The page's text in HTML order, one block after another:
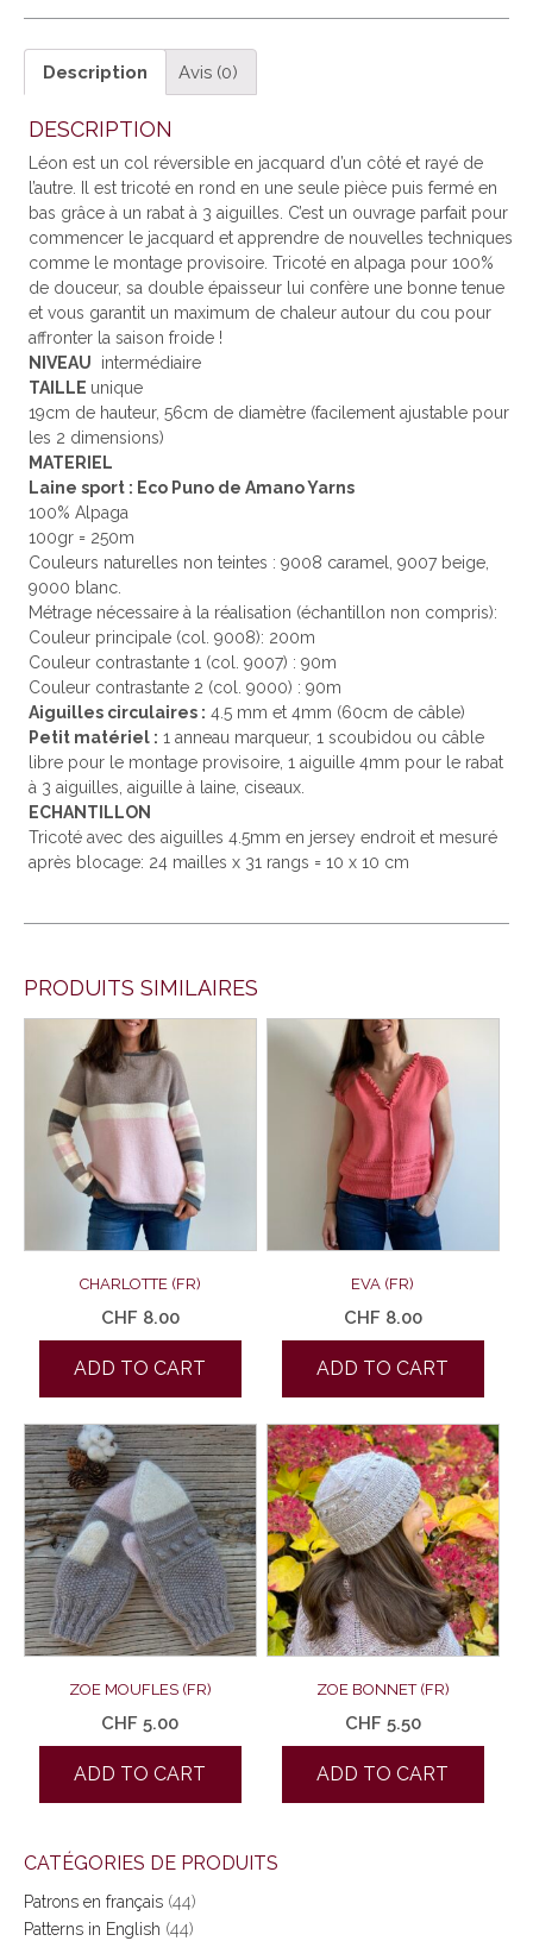
Description Avis (0)
DESCRIPTION
Léon est un col réversible en jacquard d’un côté et rayé de
l’autre. Il est tricoté en rond en une seule pièce puis fermé en
bas grâce à un rabat à 3 aiguilles. C’est un ouvrage parfait pour
commencer le jacquard et apprendre de nouvelles techniques
comme le montage provisoire. Tricoté en alpaga pour 100%
de douceur, sa double épaisseur lui confère une bonne tenue
et vous garantit un maximum de chaleur autour du cou pour
affronter la saison froide !
NIVEAU intermédiaire
TAILLE unique
19cm de hauteur, 56cm de diamètre (facilement ajustable pour
les 2 dimensions)
MATERIEL
Laine sport : Eco Puno de Amano Yarns
100% Alpaga
100gr = 250m
Couleurs naturelles non teintes : 9008 caramel, 9007 beige,
9000 blanc.
Métrage nécessaire à la réalisation (échantillon non compris):
Couleur principale (col. 9008): 200m
Couleur contrastante 1 (col. 9007) : 90m
Couleur contrastante 2 (col. 9000) : 90m
Aiguilles circulaires : 4.5 mm et 4mm (60cm de câble)
Petit matériel : 1 anneau marqueur, 1 scoubidou ou câble
libre pour le montage provisoire, 1 aiguille 4mm pour le rabat
à 3 aiguilles, aiguille à laine, ciseaux.
ECHANTILLON
Tricoté avec des aiguilles 4.5mm en jersey endroit et mesuré
après blocage: 24 mailles x 31 rangs = 10 x 10 cm
PRODUITS SIMILAIRES
CHARLOTTE (FR)
CHF 8.00
ADD TO CART
EVA (FR)
CHF 8.00
ADD TO CART
ZOE MOUFLES (FR)
CHF 5.00
ADD TO CART
ZOE BONNET (FR)
CHF 5.50
ADD TO CART
CATÉGORIES DE PRODUITS
Patrons en français (44)
Patterns in English (44)